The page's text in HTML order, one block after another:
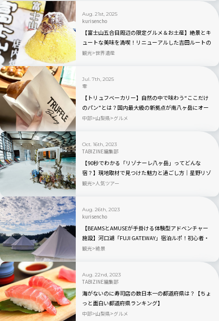
Aug. 21st, 2025
kurisencho
【富士山五合目周辺の限定グルメ＆お土産】絶景とキ
ュートな美味を満喫！リニューアルした吉田ルートの
「中ノ茶屋」にも寄ってみた！
観光 世界遺産
Jul. 7th, 2025
零
【トリュフベーカリー】自然の中で味わう“ここだけ
のパン”とは？国内最大級の新拠点が南八ヶ岳にオー
プン｜山梨県
中部 山梨県 グルメ
Oct. 16th, 2023
TABIZINE編集部
【90秒でわかる「リゾナーレ八ヶ岳」ってどんな
宿？】現地取材で見つけた魅力と過ごし方｜星野リゾ
ート×TABIZINE10周年
観光 人気ツアー
Aug. 26th, 2023
kurisencho
【BEAMSとAMUSEが手掛ける体験型アドベンチャー
施設】河口湖「FUJI GATEWAY」宿泊ルポ！初心者・
手ぶら・日帰りもOK
観光 絶景
Aug. 22nd, 2023
TABIZINE編集部
海がないのに寿司店の数日本一の都道府県は？【ちょ
っと面白い都道府県ランキング】
中部 山梨県 グルメ